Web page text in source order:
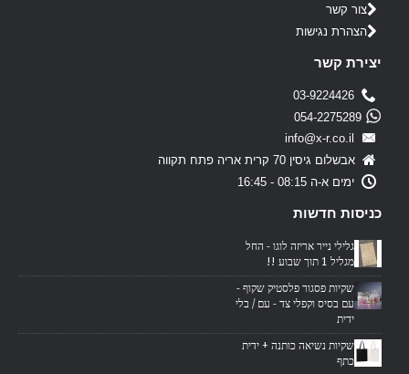
צור קשר
הצהרת נגישות
יצירת קשר
054-2275289
אבשלום גיסין 70 קרית אריה פתח תקווה
ימים א-ה 08:15 - 16:45
כניסות חדשות
גלילי נייר אריזה לוגו - החל
מגליל 1 תוך שבוע !!
שקיות פסגור פלסטיק שקוף -
עם בסיס וקפלי צד - עם / בלי
ידית
שקיות נשיאה כותנה + ידית
כתף